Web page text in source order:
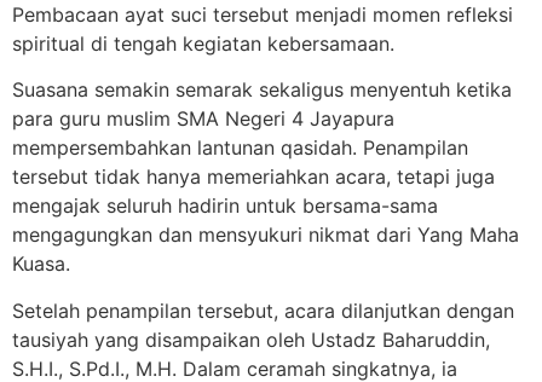
Pembacaan ayat suci tersebut menjadi momen refleksi
spiritual di tengah kegiatan kebersamaan.
Suasana semakin semarak sekaligus menyentuh ketika
para guru muslim SMA Negeri 4 Jayapura
mempersembahkan lantunan qasidah. Penampilan
tersebut tidak hanya memeriahkan acara, tetapi juga
mengajak seluruh hadirin untuk bersama-sama
mengagungkan dan mensyukuri nikmat dari Yang Maha
Kuasa.
Setelah penampilan tersebut, acara dilanjutkan dengan
tausiyah yang disampaikan oleh Ustadz Baharuddin,
S.H.I., S.Pd.I., M.H. Dalam ceramah singkatnya, ia